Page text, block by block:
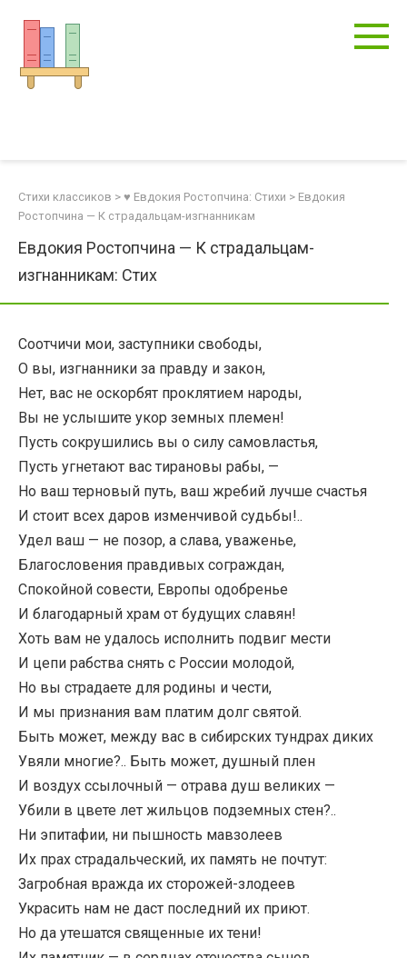
контенту
Стихи классиков > ♥ Евдокия Ростопчина: Стихи > Евдокия
Ростопчина — К страдальцам-изгнанникам
Евдокия Ростопчина — К страдальцам-
изгнанникам: Стих
Соотчичи мои, заступники свободы,
О вы, изгнанники за правду и закон,
Нет, вас не оскорбят проклятием народы,
Вы не услышите укор земных племен!
Пусть сокрушились вы о силу самовластья,
Пусть угнетают вас тирановы рабы, —
Но ваш терновый путь, ваш жребий лучше счастья
И стоит всех даров изменчивой судьбы!..
Удел ваш — не позор, а слава, уваженье,
Благословения правдивых сограждан,
Спокойной совести, Европы одобренье
И благодарный храм от будущих славян!
Хоть вам не удалось исполнить подвиг мести
И цепи рабства снять с России молодой,
Но вы страдаете для родины и чести,
И мы признания вам платим долг святой.
Быть может, между вас в сибирских тундрах диких
Увяли многие?.. Быть может, душный плен
И воздух ссылочный — отрава душ великих —
Убили в цвете лет жильцов подземных стен?..
Ни эпитафии, ни пышность мавзолеев
Их прах страдальческий, их память не почтут:
Загробная вражда их сторожей-злодеев
Украсить нам не даст последний их приют.
Но да утешатся священные их тени!